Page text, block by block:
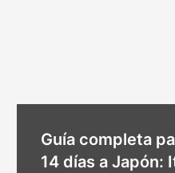
Guía completa
14 días a Japón: